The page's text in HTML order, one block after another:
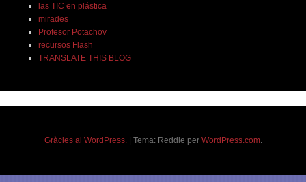
las TIC en plástica
mirades
Profesor Potachov
recursos Flash
TRANSLATE THIS BLOG
Gràcies al WordPress. Tema: Reddle per WordPress.com.